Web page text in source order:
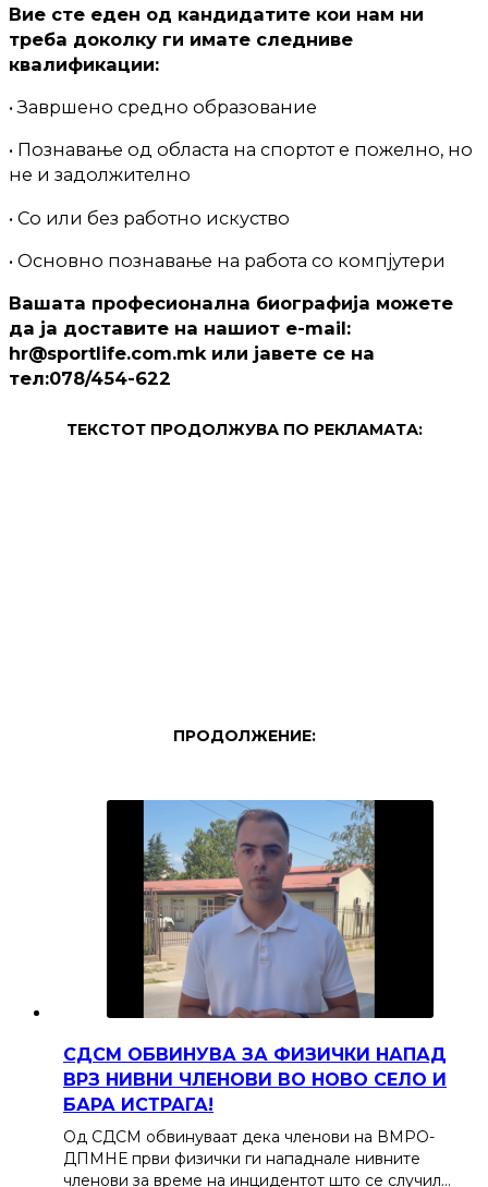
Вие сте еден од кандидатите кои нам ни
треба доколку ги имате следниве
квалификации:
• Завршено средно образование
• Познавање од областа на спортот е пожелно, но
не и задолжително
• Со или без работно искуство
• Основно познавање на работа со компјутери
Вашата професионална биографија можете
да ја доставите на нашиот e-mail:
hr@sportlife.com.mk или јавете се на
тел:078/454-622
ТЕКСТОТ ПРОДОЛЖУВА ПО РЕКЛАМАТА:
ПРОДОЛЖЕНИЕ:
СДСМ ОБВИНУВА ЗА ФИЗИЧКИ НАПАД
ВРЗ НИВНИ ЧЛЕНОВИ ВО НОВО СЕЛО И
БАРА ИСТРАГА!
Од СДСМ обвинуваат дека членови на ВМРО-
ДПМНЕ први физички ги нападнале нивните
членови за време на инцидентот што се случил…